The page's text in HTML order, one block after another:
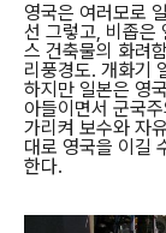
영국은 여러모로
선 그렇고, 비좁은
스 건축물의 화려
리풍경도. 개화기
하지만 일본은 영
아들이면서 군국
가리켜 보수와 자
대로 영국을 이길
한다.